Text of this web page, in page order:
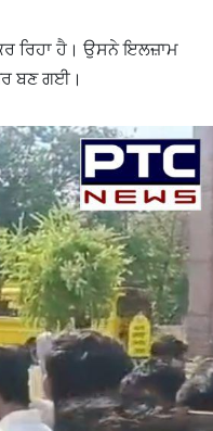
ਰਿਹਾ ਹੈ। ਉਸਨੇ ਇਲਜ਼ਾਮ
ਬਣ ਗਈ।